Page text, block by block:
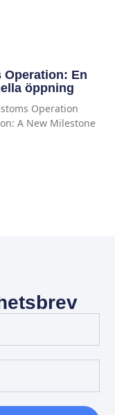
Operation: En
öppning
Operation
A New Milestone